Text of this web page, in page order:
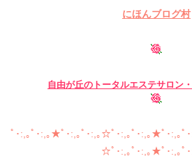
にほんブログ村
自由が丘の トータルエステサロン
ﾟ･:,｡ﾟ･:,｡★ﾟ･:,｡ﾟ･:,｡☆ﾟ･:,｡ﾟ･:,｡★ﾟ･:,｡ﾟ
☆ﾟ･:,｡ﾟ･:,｡★ﾟ･:,｡ﾟ